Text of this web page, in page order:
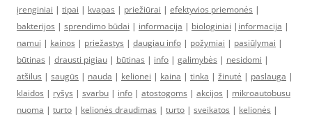
įrenginiai | tipai | kvapas | priežiūrai | efektyvios priemonės |
bakterijos | sprendimo būdai | informacija | biologiniai | informacija |
namui | kainos | priežastys | daugiau info | požymiai | pasiūlymai |
būtinas | drausti pigiau | būtinas | info | galimybės | nesidomi |
atšilus | saugūs | nauda | kelionei | kaina | tinka | žinutė | paslauga |
klaidos | ryšys | svarbu | info | atostogoms | akcijos | mikroautobusu
nuoma | turto | kelionės draudimas | turto | sveikatos | kelionės |